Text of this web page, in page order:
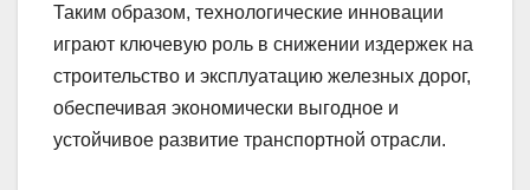
Таким образом, технологические инновации
играют ключевую роль в снижении издержек на
строительство и эксплуатацию железных дорог,
обеспечивая экономически выгодное и
устойчивое развитие транспортной отрасли.